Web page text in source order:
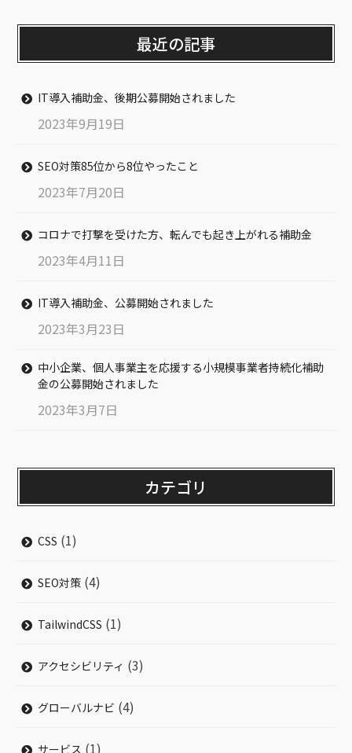
最近の記事
IT導入補助金、後期公募開始されました
2023年9月19日
SEO対策85位から8位やったこと
2023年7月20日
コロナで打撃を受けた方、転んでも起き上がれる補助金
2023年4月11日
IT導入補助金、公募開始されました
2023年3月23日
中小企業、個人事業主を応援する小規模事業者持続化補助
金の公募開始されました
2023年3月7日
カテゴリ
CSS (1)
SEO対策 (4)
TailwindCSS (1)
アクセシビリティ (3)
グローバルナビ (4)
サービス (1)